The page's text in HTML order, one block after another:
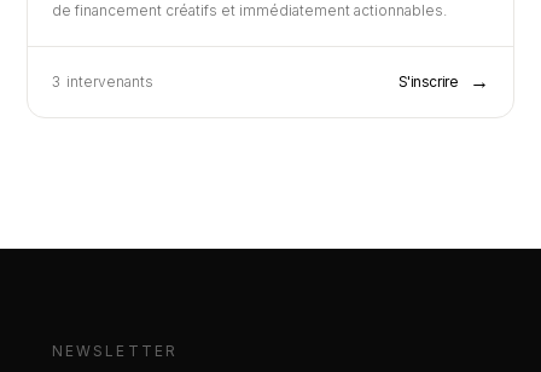
de financement créatifs et immédiatement actionnables.
3 intervenants S'inscrire →
NEWSLETTER